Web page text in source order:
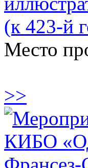
(к 423-й
Место
>>